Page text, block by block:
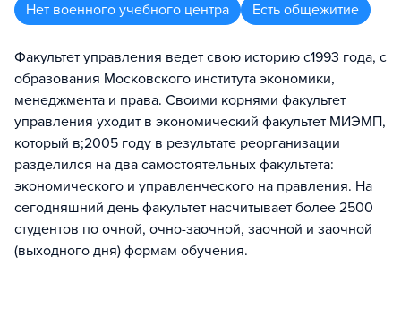
Нет военного учебного центра
Есть общежитие
Факультет управления ведет свою историю с1993 года, с
образования Московского института экономики,
менеджмента и права. Своими корнями факультет
управления уходит в экономический факультет МИЭМП,
который в;2005 году в результате реорганизации
разделился на два самостоятельных факультета:
экономического и управленческого на правления. На
сегодняшний день факультет насчитывает более 2500
студентов по очной, очно-заочной, заочной и заочной
(выходного дня) формам обучения.